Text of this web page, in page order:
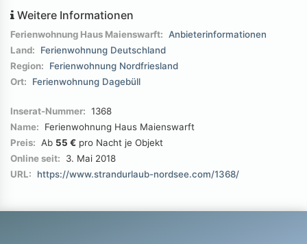
Weitere Informationen
Ferienwohnung Haus Maienswarft: Anbieterinformationen
Land:
Ferienwohnung Deutschland
Region:
Ferienwohnung Nordfriesland
Ort:
Ferienwohnung Dagebüll
Inserat-Nummer: 1368
Name:
Ferienwohnung Haus Maienswarft
Preis: Ab 55 € pro Nacht je Objekt
Online seit:
3. Mai 2018
URL:
https://www.strandurlaub-nordsee.com/1368/